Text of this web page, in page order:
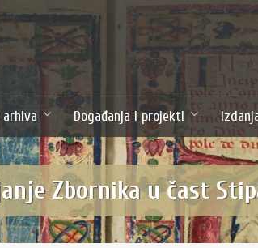
Događanja i projekti
Zbornika u čast